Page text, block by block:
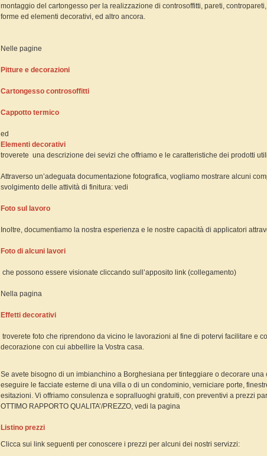
montaggio del cartongesso per la realizzazione di controsoffitti, pareti,
forme ed elementi decorativi, ed altro ancora.
Nelle pagine
Pitture e decorazioni
Cartongesso controsoffitti
Cappotto termico
ed
Elementi decorativi
troverete una descrizione dei sevizi che offriamo e le caratteristiche dei prodotti
Attraverso un’adeguata documentazione fotografica, vogliamo mostrare alcuni
svolgimento delle attività di finitura: vedi
Foto sul lavoro
Inoltre, documentiamo la nostra esperienza e le nostre capacità di applicatori
Foto di alcuni lavori
che possono essere visionate cliccando sull’apposito link (collegamento)
Nella pagina
Effetti decorativi
troverete foto che riprendono da vicino le lavorazioni al fine di potervi facilitare e
decorazione con cui abbellire la Vostra casa.
Se avete bisogno di un imbianchino a Borghesiana per tinteggiare o decorare una
eseguire le facciate esterne di una villa o di un condominio, verniciare porte,
esitazioni. Vi offriamo consulenza e sopralluoghi gratuiti, con preventivi a prezzi
OTTIMO RAPPORTO QUALITA’/PREZZO, vedi la pagina
Listino prezzi
Clicca sui link seguenti per conoscere i prezzi per alcuni dei nostri servizzi: